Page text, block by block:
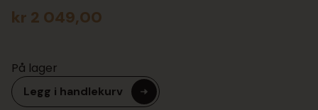
kr 2 049,00
På lager
Legg i handlekurv